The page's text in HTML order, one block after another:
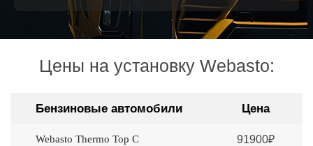
Цены на установку Webasto:
Бензиновые автомобили Цена
Webasto Thermo Top C 91900₽